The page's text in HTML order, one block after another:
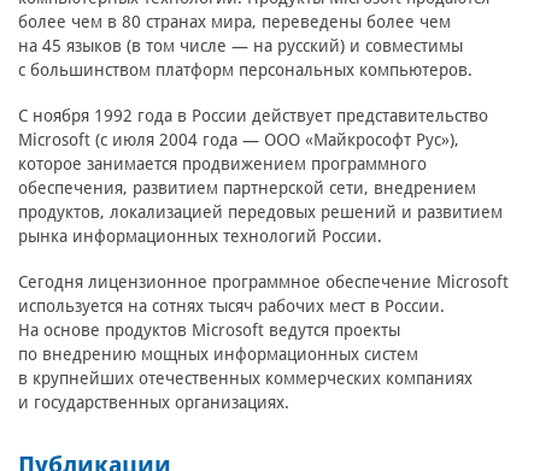
более чем в 80 странах мира, переведены более чем
на 45 языков (в том числе — на русский) и совместимы
с большинством платформ персональных компьютеров.
С ноября 1992 года в России действует представительство
Microsoft (с июля 2004 года — ООО «Майкрософт Рус»),
которое занимается продвижением программного
обеспечения, развитием партнерской сети, внедрением
продуктов, локализацией передовых решений и развитием
рынка информационных технологий России.
Сегодня лицензионное программное обеспечение Microsoft
используется на сотнях тысяч рабочих мест в России.
На основе продуктов Microsoft ведутся проекты
по внедрению мощных информационных систем
в крупнейших отечественных коммерческих компаниях
и государственных организациях.